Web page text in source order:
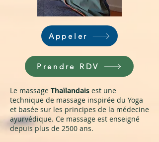
Appeler
Prendre RDV
Le massage Thaïlandais est une
technique de massage inspirée du Yoga
et basée sur les principes de la médecine
ayurvédique. Ce massage est enseigné
depuis plus de 2500 ans.